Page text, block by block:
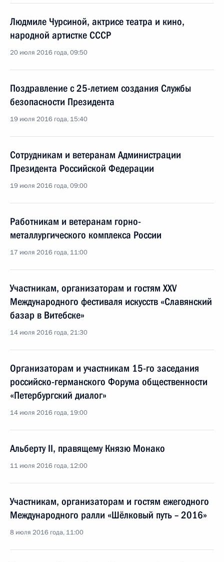
Людмиле Чурсиной, актрисе театра и кино,
народной артистке СССР
20 июля 2016 года, 09:50
Поздравление с 25-летием создания Службы
безопасности Президента
19 июля 2016 года, 15:40
Сотрудникам и ветеранам Администрации
Президента Российской Федерации
19 июля 2016 года, 09:00
Работникам и ветеранам горно-
металлургического комплекса России
17 июля 2016 года, 11:00
Участникам, организаторам и гостям XXV
Международного фестиваля искусств «Славянский
базар в Витебске»
14 июля 2016 года, 21:30
Организаторам и участникам 15-го заседания
российско-германского Форума общественности
«Петербургский диалог»
14 июля 2016 года, 19:00
Альберту II, правящему Князю Монако
11 июля 2016 года, 12:00
Участникам, организаторам и гостям ежегодного
Международного ралли «Шёлковый путь – 2016»
8 июля 2016 года, 11:00